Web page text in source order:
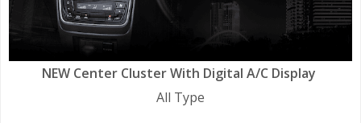
NEW Center Cluster With Digital A/C Display
All Type